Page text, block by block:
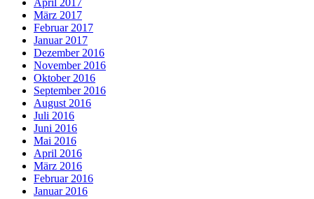
April 2017
März 2017
Februar 2017
Januar 2017
Dezember 2016
November 2016
Oktober 2016
September 2016
August 2016
Juli 2016
Juni 2016
Mai 2016
April 2016
März 2016
Februar 2016
Januar 2016